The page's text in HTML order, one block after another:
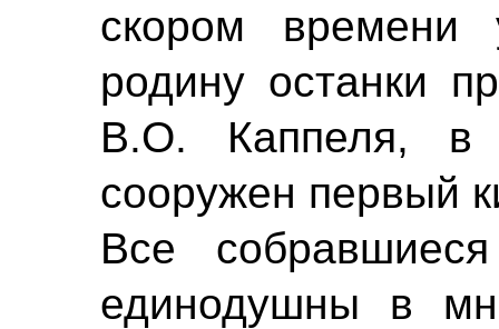
скором времени
родину останки
В.О. Каппеля, в
сооружен первый
Все
единодушны в